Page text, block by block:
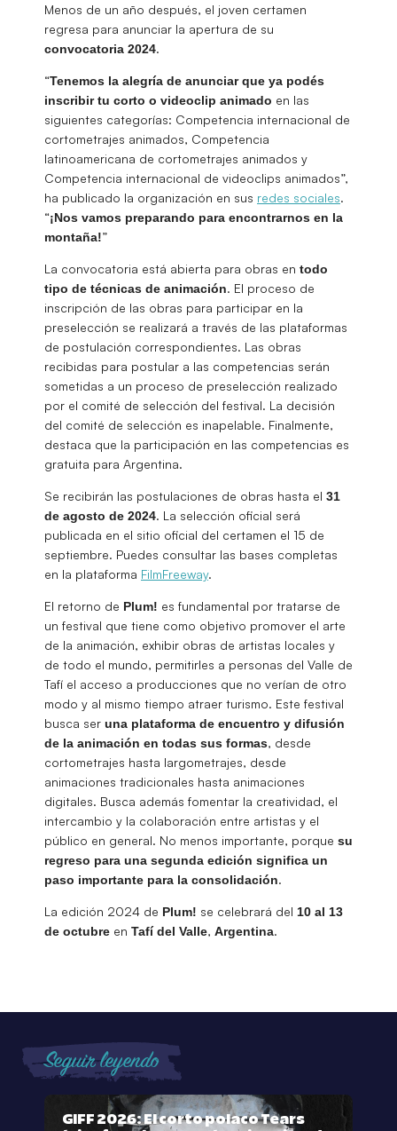
Menos de un año después, el joven certamen
regresa para anunciar la apertura de su
convocatoria 2024.
“Tenemos la alegría de anunciar que ya podés
inscribir tu corto o videoclip animado en las
siguientes categorías: Competencia internacional de
cortometrajes animados, Competencia
latinoamericana de cortometrajes animados y
Competencia internacional de videoclips animados”,
ha publicado la organización en sus redes sociales.
“¡Nos vamos preparando para encontrarnos en la
montaña!”
La convocatoria está abierta para obras en todo
tipo de técnicas de animación. El proceso de
inscripción de las obras para participar en la
preselección se realizará a través de las plataformas
de postulación correspondientes. Las obras
recibidas para postular a las competencias serán
sometidas a un proceso de preselección realizado
por el comité de selección del festival. La decisión
del comité de selección es inapelable. Finalmente,
destaca que la participación en las competencias es
gratuita para Argentina.
Se recibirán las postulaciones de obras hasta el 31
de agosto de 2024. La selección oficial será
publicada en el sitio oficial del certamen el 15 de
septiembre. Puedes consultar las bases completas
en la plataforma FilmFreeway.
El retorno de Plum! es fundamental por tratarse de
un festival que tiene como objetivo promover el arte
de la animación, exhibir obras de artistas locales y
de todo el mundo, permitirles a personas del Valle de
Tafí el acceso a producciones que no verían de otro
modo y al mismo tiempo atraer turismo. Este festival
busca ser una plataforma de encuentro y difusión
de la animación en todas sus formas, desde
cortometrajes hasta largometrajes, desde
animaciones tradicionales hasta animaciones
digitales. Busca además fomentar la creatividad, el
intercambio y la colaboración entre artistas y el
público en general. No menos importante, porque su
regreso para una segunda edición significa un
paso importante para la consolidación.
La edición 2024 de Plum! se celebrará del 10 al 13
de octubre en Tafí del Valle, Argentina.
Seguir leyendo
GIFF 2026: El corto polaco Tears